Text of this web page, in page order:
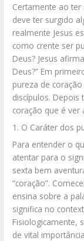
Certamente ao
deve ter surgido
realmente Jesus
como crente ser
Deus? Jesus
Deus?” Em
pureza de
discípulos.
coração que é ver
1. O Caráter dos
Para entender o
atentar para o
sexta bem
“coração”.
ensina sobre a
significa no
Fisiologicamente,
de vital